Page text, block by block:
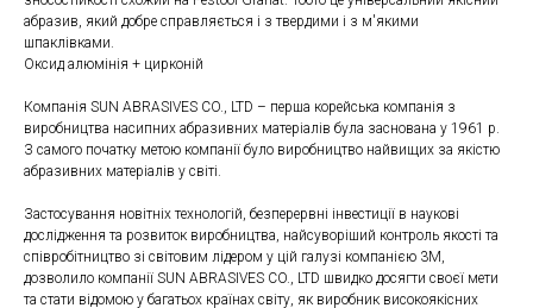
абразив, який добре справляється і з твердими і з м'якими
шпаклівками.
Оксид алюмінія + цирконій
Компанія SUN ABRASIVES CO., LTD – перша корейська компанія з
виробництва насипних абразивних матеріалів була заснована у 1961 р.
З самого початку метою компанії було виробництво найвищих за якістю
абразивних матеріалів у світі.
Застосування новітніх технологій, безперервні інвестиції в наукові
дослідження та розвиток виробництва, найсуворіший контроль якості та
співробітництво зі світовим лідером у цій галузі компанією 3М,
дозволило компанії SUN ABRASIVES CO., LTD швидко досягти своєї мети
та стати відомою у багатьох країнах світу, як виробник високоякісних